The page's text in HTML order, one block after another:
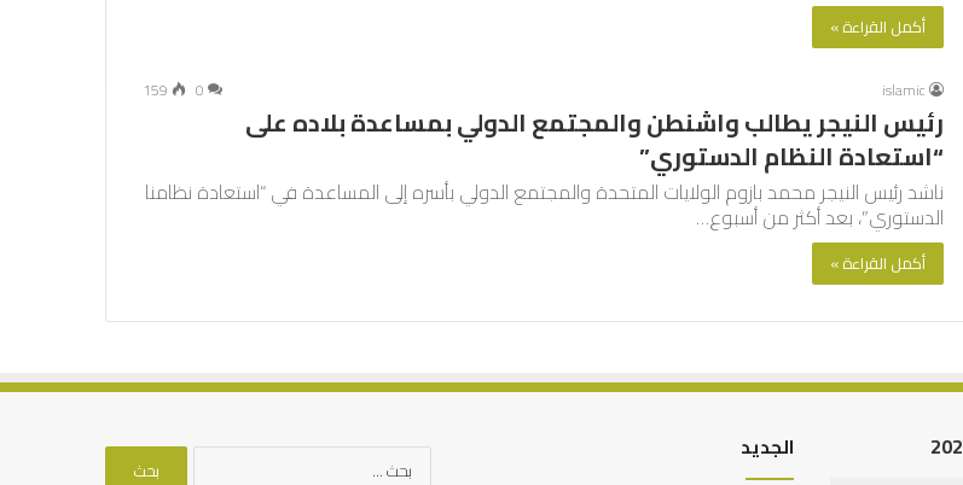
أكمل القراءة »
islamic
0
159
رئيس النيجر يطالب واشنطن والمجتمع الدولي بمساعدة بلاده على
“استعادة النظام الدستوري”
ناشد رئيس النيجر محمد بازوم الولايات المتحدة والمجتمع الدولي بأسره إلى المساعدة في “استعادة نظامنا
الدستوري”، بعد أكثر من أسبوع…
أكمل القراءة »
الجديد البحث